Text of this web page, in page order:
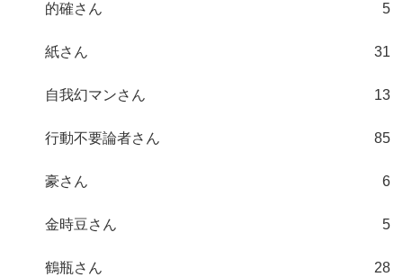
的確さん 5
紙さん 31
自我幻マンさん 13
行動不要論者さん 85
豪さん 6
金時豆さん 5
鶴瓶さん 28